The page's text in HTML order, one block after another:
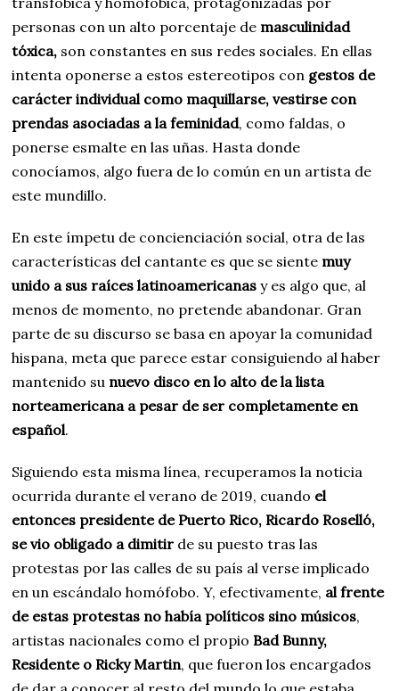
personas con un alto porcentaje de masculinidad
tóxica, son constantes en sus redes sociales. En ellas
intenta oponerse a estos estereotipos con gestos de
carácter individual como maquillarse, vestirse con
prendas asociadas a la feminidad, como faldas, o
ponerse esmalte en las uñas. Hasta donde
conocíamos, algo fuera de lo común en un artista de
este mundillo.
En este ímpetu de concienciación social, otra de las
características del cantante es que se siente muy
unido a sus raíces latinoamericanas y es algo que, al
menos de momento, no pretende abandonar. Gran
parte de su discurso se basa en apoyar la comunidad
hispana, meta que parece estar consiguiendo al haber
mantenido su nuevo disco en lo alto de la lista
norteamericana a pesar de ser completamente en
español.
Siguiendo esta misma línea, recuperamos la noticia
ocurrida durante el verano de 2019, cuando el
entonces presidente de Puerto Rico, Ricardo Roselló,
se vio obligado a dimitir de su puesto tras las
protestas por las calles de su país al verse implicado
en un escándalo homófobo. Y, efectivamente, al frente
de estas protestas no había políticos sino músicos,
artistas nacionales como el propio Bad Bunny,
Residente o Ricky Martin, que fueron los encargados